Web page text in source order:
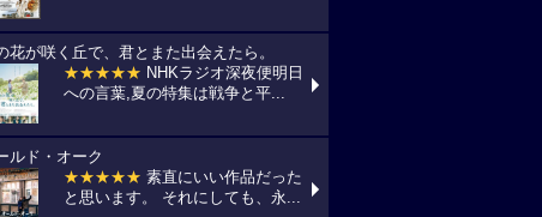
花が咲く丘で、君とまた出会えたら。
★★★★★ NHKラジオ深夜便明日
への言葉,夏の特集は戦争と平...
ルド・オーク
★★★★★ 素直にいい作品だった
と思います。 それにしても、永...